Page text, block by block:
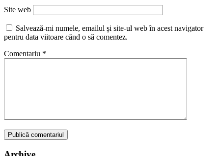
Site web
Salvează-mi numele, emailul și site-ul web în acest navigator
pentru data viitoare când o să comentez.
Comentariu *